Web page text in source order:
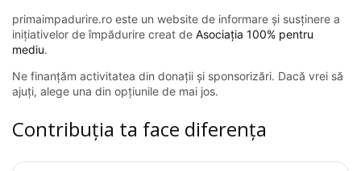
primaimpadurire.ro este un website de informare și susținere a
inițiativelor de împădurire creat de Asociația 100% pentru
mediu.
Ne finanțăm activitatea din donații și sponsorizări. Dacă vrei să
ajuți, alege una din opțiunile de mai jos.
Contribuția ta face diferența